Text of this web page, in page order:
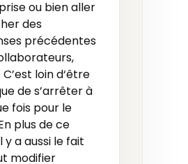
ou bien aller
des
précédentes
loin d‘être
de s’arrêter à
fois pour le
plus de ce
y a aussi le fait
modifier